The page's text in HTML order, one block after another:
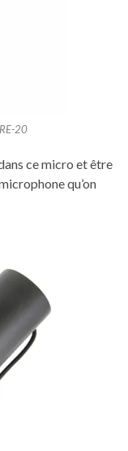
20
ce micro et être
qu’on